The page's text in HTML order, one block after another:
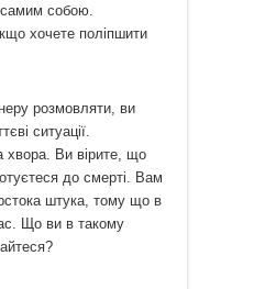
самим собою.
хочете поліпшити
розмовляти, ви
ситуації.
Ви вірите, що
до смерті. Вам
штука, тому що в
Що ви в такому